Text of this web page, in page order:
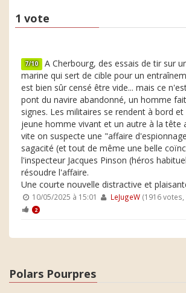
1 vote
7/10 A Cherbourg, des essais de tir sur
marine qui sert de cible pour un
est bien sûr censé être vide... mais ce
pont du navire abandonné, un homme
signes. Les militaires se rendent à bord
jeune homme vivant et un autre à la tête
vite on suspecte une "affaire
sagacité (et tout de même une belle
l'inspecteur Jacques Pinson (héros
résoudre l'affaire.
Une courte nouvelle distractive et
10/05/2025 à 15:01 LeJugeW(1916 votes,
2
Polars Pourpres